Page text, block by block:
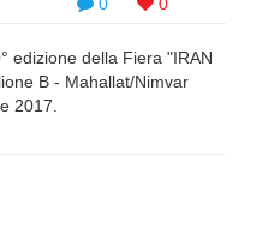
edizione della Fiera "IRAN
B - Mahallat/Nimvar
2017.